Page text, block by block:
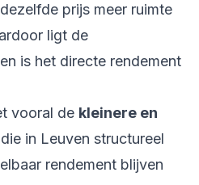
prijs meer ruimte
ligt de
is het directe rendement
vooral de kleinere en
die in Leuven structureel
rendement blijven